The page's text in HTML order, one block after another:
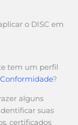
o DISC em
tem um perfil
?
alguns
suas
certificados